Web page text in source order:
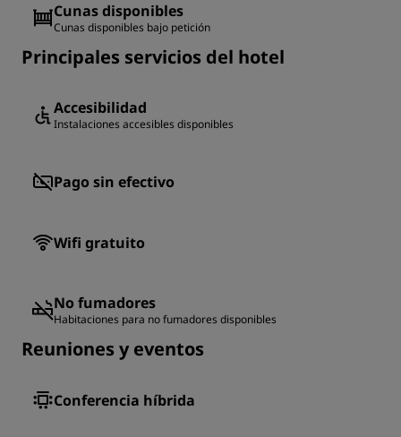
Cunas disponibles
Cunas disponibles bajo petición
Principales servicios del hotel
Accesibilidad
Instalaciones accesibles disponibles
Pago sin efectivo
Wifi gratuito
No fumadores
Habitaciones para no fumadores disponibles
Reuniones y eventos
Conferencia híbrida